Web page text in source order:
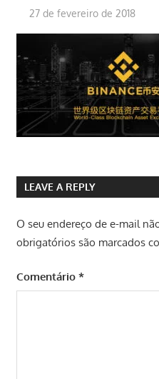
27 de fevereiro de 2018
LEAVE A REPLY
O seu endereço de e-mail
obrigatórios são marcados
Comentário *